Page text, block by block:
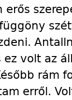
erős
ez volt az
rám
erről.